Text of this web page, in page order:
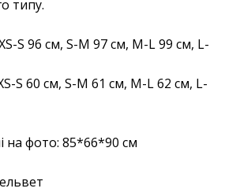
типу.
S 96 см, S-M 97 см, M-L 99 см, L-
S 60 см, S-M 61 см, M-L 62 см, L-
на фото: 85*66*90 см